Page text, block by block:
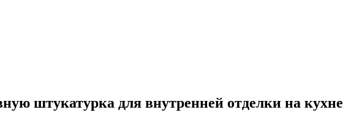
штукатурка для внутренней отделки на кухне